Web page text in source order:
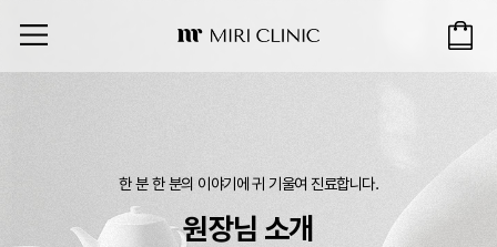
한 분 한 분의 이야기에 귀 기울여 진료합니다.
원장님 소개